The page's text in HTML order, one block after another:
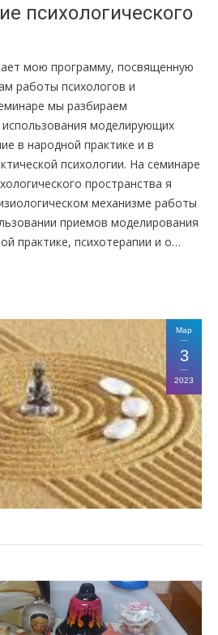
психологического
мою программу, посвященную
работы психологов и
мы разбираем
моделирующих
в народной практике и в
психологии. На семинаре
пространства я
механизме работы
приемов моделирования
практике, психотерапии и о…
Мар
3
2023